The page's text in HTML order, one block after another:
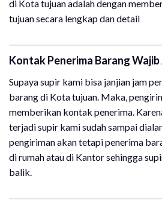
di Kota tujuan adalah dengan
tujuan secara lengkap dan detail
Kontak Penerima Barang Wajib
Supaya supir kami bisa janjian jam
barang di Kota tujuan. Maka,
memberikan kontak penerima.
terjadi supir kami sudah sampai
pengiriman akan tetapi penerima
di rumah atau di Kantor sehingga
balik.